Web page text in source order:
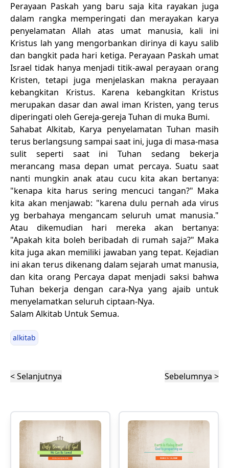
Perayaan Paskah yang baru saja kita rayakan juga
dalam rangka memperingati dan merayakan karya
penyelamatan Allah atas umat manusia, kali ini
Kristus lah yang mengorbankan dirinya di kayu salib
dan bangkit pada hari ketiga. Perayaan Paskah umat
Israel tidak hanya menjadi titik-awal perayaan orang
Kristen, tetapi juga menjelaskan makna perayaan
kebangkitan Kristus. Karena kebangkitan Kristus
merupakan dasar dan awal iman Kristen, yang terus
diperingati oleh Gereja-gereja Tuhan di muka Bumi.
Sahabat Alkitab, Karya penyelamatan Tuhan masih
terus berlangsung sampai saat ini, juga di masa-masa
sulit seperti saat ini Tuhan sedang bekerja
merancang masa depan umat percaya. Suatu saat
nanti mungkin anak atau cucu kita akan bertanya:
"kenapa kita harus sering mencuci tangan?" Maka
kita akan menjawab: "karena dulu pernah ada virus
yg berbahaya mengancam seluruh umat manusia."
Atau dikemudian hari mereka akan bertanya:
"Apakah kita boleh beribadah di rumah saja?" Maka
kita juga akan memiliki jawaban yang tepat. Kejadian
ini akan terus dikenang dalam sejarah umat manusia,
dan kita orang Percaya dapat menjadi saksi bahwa
Tuhan bekerja dengan cara-Nya yang ajaib untuk
menyelamatkan seluruh ciptaan-Nya.
Salam Alkitab Untuk Semua.
alkitab
< Selanjutnya Sebelumnya >